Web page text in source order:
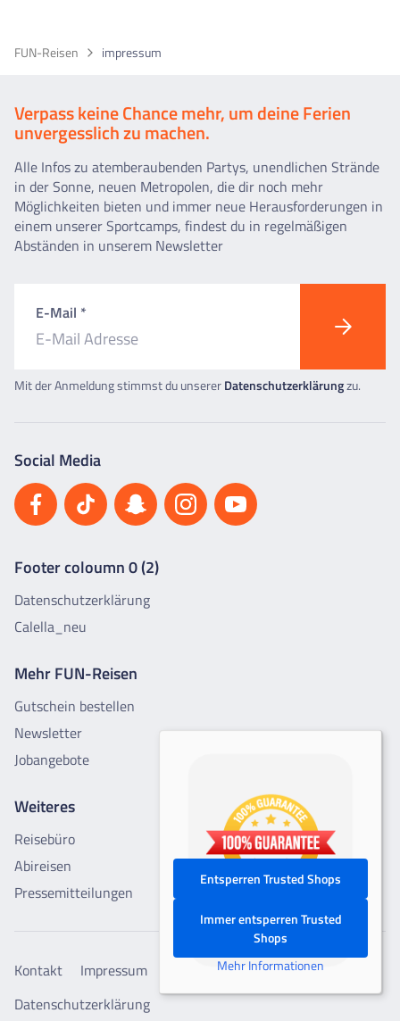
FUN-Reisen impressum
Verpass keine Chance mehr, um deine Ferien
unvergesslich zu machen.
Alle Infos zu atemberaubenden Partys, unendlichen Strände
in der Sonne, neuen Metropolen, die dir noch mehr
Möglichkeiten bieten und immer neue Herausforderungen in
einem unserer Sportcamps, findest du in regelmäßigen
Abständen in unserem Newsletter
E-Mail *
Mit der Anmeldung stimmst du unsererDatenschutzerklärungzu.
Social Media
Footer coloumn 0 (2)
Datenschutzerklärung
Calella_neu
Mehr FUN-Reisen
Gutschein bestellen
Newsletter
Jobangebote
Weiteres
Reisebüro
Abireisen
Pressemitteilungen
Kontakt Impressum
Cookie-Einstellungen
Datenschutzerklärung
Entsperren Trusted Shops
Immer entsperren Trusted
Shops
Mehr Informationen